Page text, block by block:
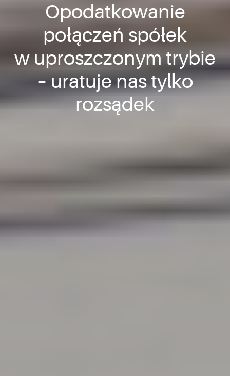
Opodatkowanie
połączeń spółek
w uproszczonym trybie
– uratuje nas tylko
rozsądek